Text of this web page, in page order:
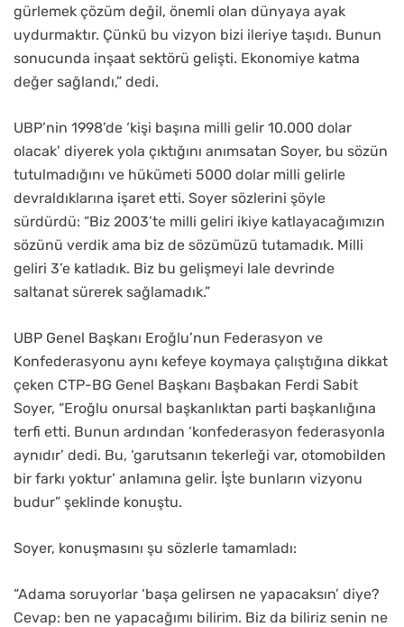
gürlemek çözüm değil, önemli olan dünyaya ayak
uydurmaktır. Çünkü bu vizyon bizi ileriye taşıdı. Bunun
sonucunda inşaat sektörü gelişti. Ekonomiye katma
değer sağlandı,” dedi.
UBP’nin 1998’de ‘kişi başına milli gelir 10.000 dolar
olacak’ diyerek yola çıktığını anımsatan Soyer, bu sözün
tutulmadığını ve hükümeti 5000 dolar milli gelirle
devraldıklarına işaret etti. Soyer sözlerini şöyle
sürdürdü: “Biz 2003’te milli geliri ikiye katlayacağımızın
sözünü verdik ama biz de sözümüzü tutamadık. Milli
geliri 3’e katladık. Biz bu gelişmeyi lale devrinde
saltanat sürerek sağlamadık.”
UBP Genel Başkanı Eroğlu’nun Federasyon ve
Konfederasyonu aynı kefeye koymaya çalıştığına dikkat
çeken CTP-BG Genel Başkanı Başbakan Ferdi Sabit
Soyer, “Eroğlu onursal başkanlıktan parti başkanlığına
terfi etti. Bunun ardından ‘konfederasyon federasyonla
aynıdır’ dedi. Bu, ‘garutsanın tekerleği var, otomobilden
bir farkı yoktur’ anlamına gelir. İşte bunların vizyonu
budur” şeklinde konuştu.
Soyer, konuşmasını şu sözlerle tamamladı:
“Adama soruyorlar ‘başa gelirsen ne yapacaksın’ diye?
Cevap: ben ne yapacağımı bilirim. Biz da biliriz senin ne